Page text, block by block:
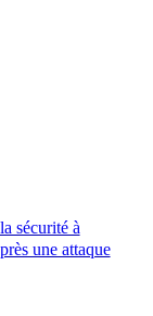
sécurité à
une attaque